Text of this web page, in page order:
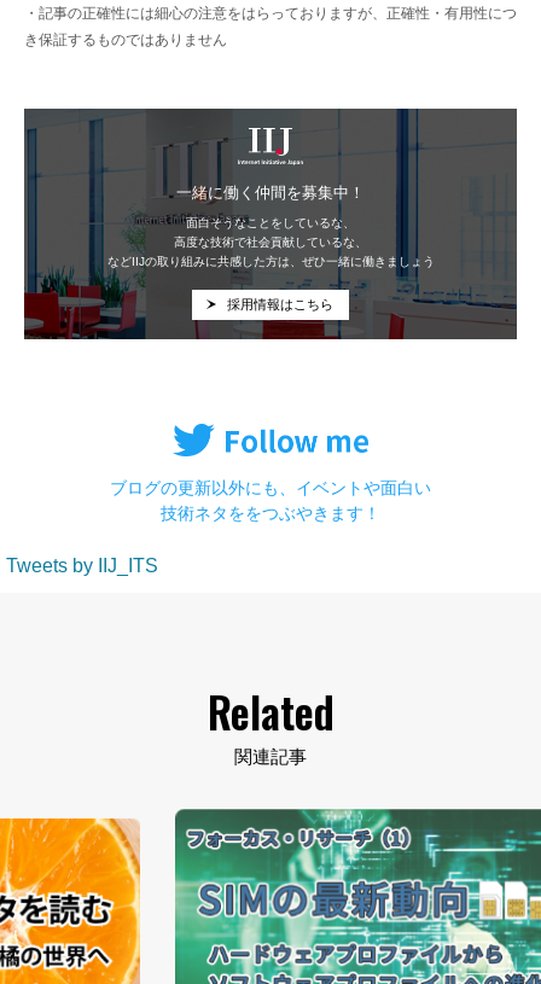
・記事の正確性には細心の注意をはらっておりますが、正確性・有用性につ
き保証するものではありません
IIJ
一緒に働く仲間を募集中！
面白そうなことをしているな、
高度な技術で社会貢献しているな、
などIIJの取り組みに共感した方は、ぜひ一緒に働きましょう
採用情報はこちら
ブログの更新以外にも、イベントや面白い
技術ネタををつぶやきます！
Tweets by IIJ_ITS
Related
関連記事